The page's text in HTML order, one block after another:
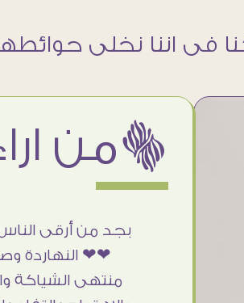
ëمن اراء عملائنا
بجد من أرقى
❤❤ النهاردة
منتهى الشياكة